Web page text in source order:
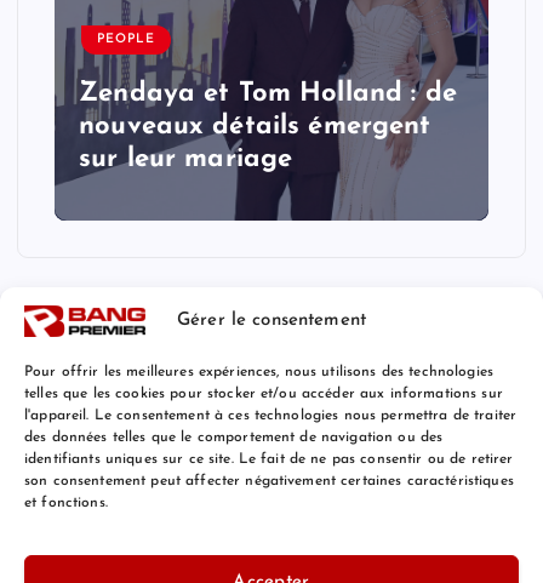
Gérer le consentement
Pour offrir les meilleures expériences, nous utilisons des technologies
telles que les cookies pour stocker et/ou accéder aux informations sur
l'appareil. Le consentement à ces technologies nous permettra de traiter
des données telles que le comportement de navigation ou des
identifiants uniques sur ce site. Le fait de ne pas consentir ou de retirer
son consentement peut affecter négativement certaines caractéristiques
et fonctions.
PEOPLE
Zendaya et Tom Holland : de
nouveaux détails émergent
sur leur mariage
Mentions Légales